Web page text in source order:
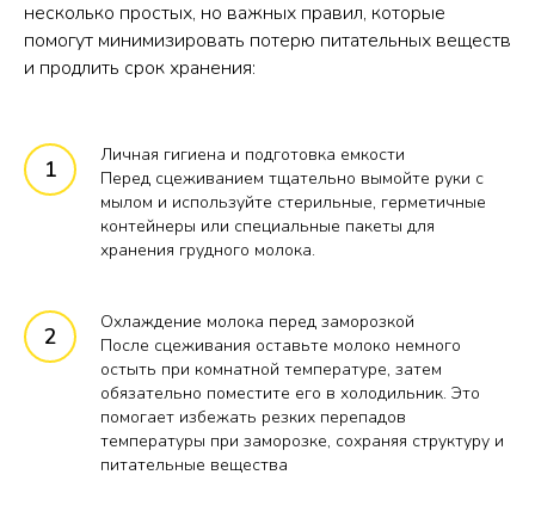
несколько простых, но важных правил, которые
помогут минимизировать потерю питательных веществ
и продлить срок хранения:
Личная гигиена и подготовка емкости
Перед сцеживанием тщательно вымойте руки с
мылом и используйте стерильные, герметичные
контейнеры или специальные пакеты для
хранения грудного молока.
Охлаждение молока перед заморозкой
После сцеживания оставьте молоко немного
остыть при комнатной температуре, затем
обязательно поместите его в холодильник. Это
помогает избежать резких перепадов
температуры при заморозке, сохраняя структуру и
питательные вещества